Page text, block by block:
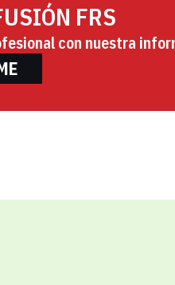
FRS
con nuestra